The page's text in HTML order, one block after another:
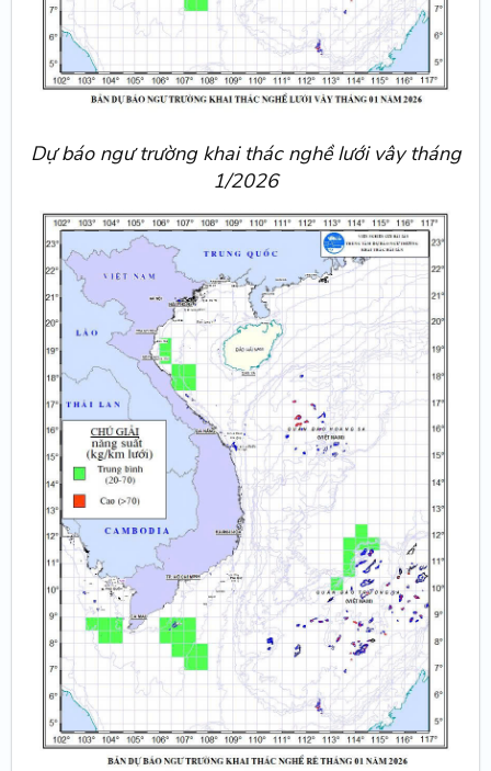
Dự báo ngư trường khai thác nghề lưới vây tháng
1/2026